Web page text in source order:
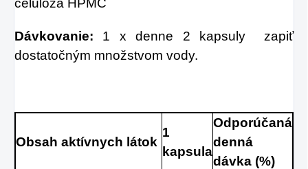
celulóza HPMC
Dávkovanie: 1 x denne 2 kapsuly zapiť
dostatočným množstvom vody.
Obsah aktívnych látok
1
kapsula
Odporúčaná
denná
dávka (%)